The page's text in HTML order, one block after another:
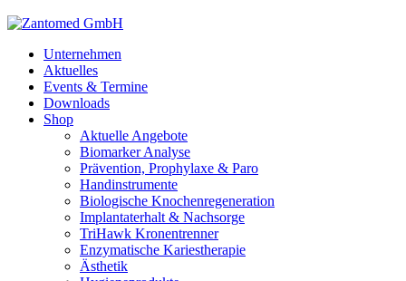
Unternehmen
Aktuelles
Events & Termine
Downloads
Shop
Aktuelle Angebote
Biomarker Analyse
Prävention, Prophylaxe & Paro
Handinstrumente
Biologische Knochenregeneration
Implantaterhalt & Nachsorge
TriHawk Kronentrenner
Enzymatische Kariestherapie
Ästhetik